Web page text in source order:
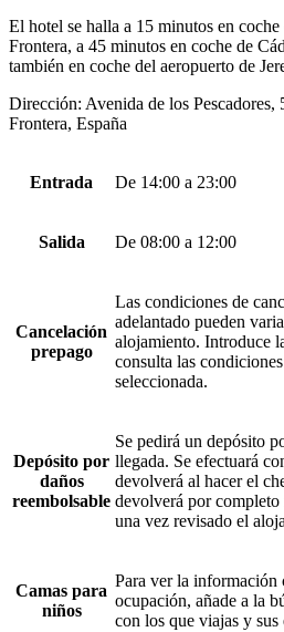
El hotel se halla a 15 minutos en
Frontera, a 45 minutos en coche de
también en coche del aeropuerto de
Dirección: Avenida de los Pescadores,
Frontera, España
Entrada De 14:00 a 23:00
Salida De 08:00 a 12:00
Cancelación
prepago
Las condiciones de
adelantado pueden
alojamiento. Introduce
consulta las
seleccionada.
Depósito por
daños
reembolsable
Se pedirá un depósito
llegada. Se efectuará
devolverá al hacer el
devolverá por completo
una vez revisado el
Camas para
niños
Para ver la información
ocupación, añade a la
con los que viajas y sus